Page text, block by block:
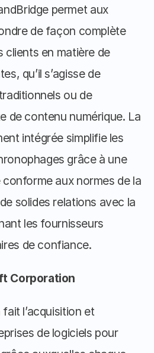
permet aux
de façon complète
clients en matière de
qu’il s’agisse de
ou de
de contenu numérique. La
intégrée simplifie les
grâce à une
aux normes de la
solides relations avec la
les fournisseurs
de confiance.
Corporation
l’acquisition et
de logiciels pour